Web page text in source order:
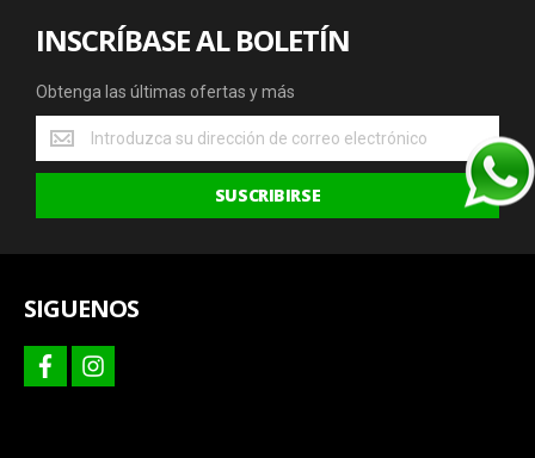
INSCRÍBASE AL BOLETÍN
Obtenga las últimas ofertas y más
Obtenga
las
últimas
y
SUSCRIBIRSE
SIGUENOS
facebookinstagram